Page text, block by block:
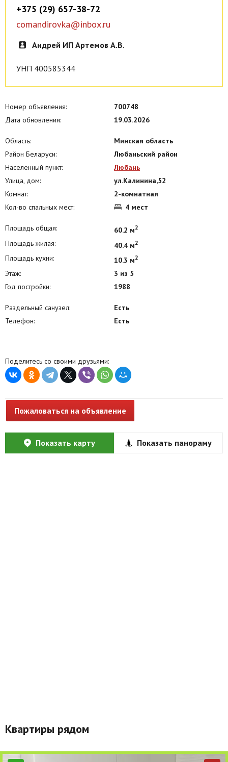
+375 (29) 657-38-72
comandirovka@inbox.ru
Андрей ИП Артемов А.В.
УНП 400585344
Номер объявления:
700748
Дата обновления:
19.03.2026
Область:
Минская область
Район Беларуси:
Любаньский район
Населенный пункт:
Любань
Улица, дом:
ул.Калинина,52
Комнат:
2-комнатная
Кол-во спальных мест:
4 мест
Площадь общая: 60.2 м2
Площадь жилая: 40.4 м2
Площадь кухни: 10.3 м2
Этаж:
3 из 5
Год постройки:
1988
Раздельный санузел:
Есть
Телефон:
Есть
Поделитесь со своими друзьями:
Пожаловаться на объявление
Показать карту Показать панораму
Квартиры рядом